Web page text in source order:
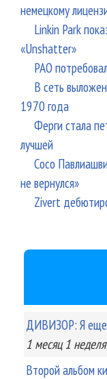
немецкому
Linkin Park
«Unshatter»
РАО
В сеть
1970 года
Ферги стала
лучшей
Сосо
не вернулся»
Zivert
ДИВИЗОР: Я еще
1 месяц 1 неделя
Второй альбом